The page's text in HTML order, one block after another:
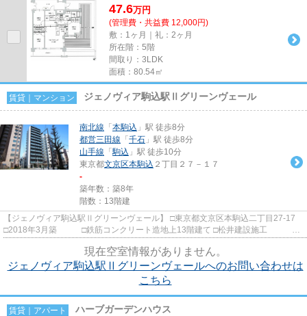
47.6万円
(管理費・共益費 12,000円)
敷：1ヶ月｜礼：2ヶ月
所在階：5階
間取り：3LDK
面積：80.54㎡
賃貸｜マンション ジェノヴィア駒込駅Ⅱグリーンヴェール
南北線 「 本駒込 」駅 徒歩8分
都営三田線 「 千石 」駅 徒歩8分
山手線 「駒込 」駅 徒歩10分
東京都文京区本駒込 ２丁目２７－１７
-
築年数：築8年
階数：13階建
【ジェノヴィア駒込駅Ⅱグリーンヴェール】 □東京都文京区本駒込二丁目27-17
□2018年3月築 □鉄筋コンクリート造地上13階建て □松井建設施工 □
現在空室情報がありません。
ジェノヴィア駒込駅Ⅱグリーンヴェールへのお問い合わせは
こちら
賃貸｜アパート ハーブガーデンハウス